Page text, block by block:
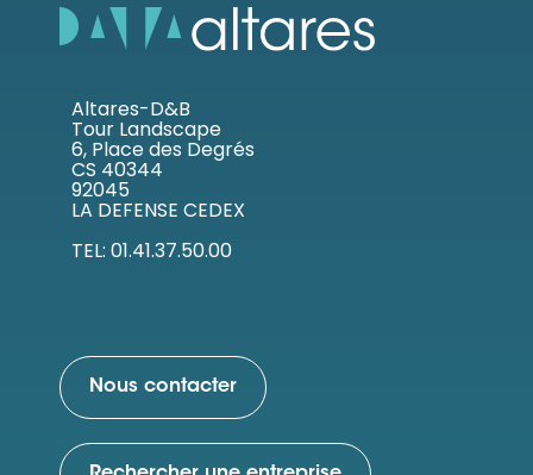
Altares-D&B
Tour Landscape
6, Place des Degrés
CS 40344
92045
LA DEFENSE CEDEX
TEL: 01.41.37.50.00
Nous contacter